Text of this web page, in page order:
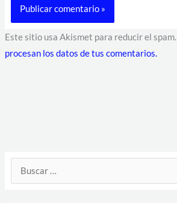
Este sitio usa Akismet para reducir el spam.
procesan los datos de tus comentarios.
D